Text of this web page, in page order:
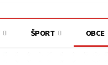
ŠPORT OBCE